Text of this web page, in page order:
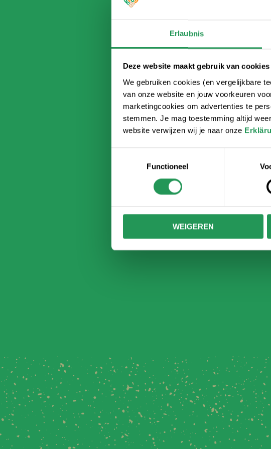
Erlaubnis
Deze website maakt gebruik van cookies
We gebruiken cookies (en vergelijkbare
van onze website en jouw voorkeuren
marketingcookies om advertenties te
stemmen. Je mag toestemming altijd
website verwijzen wij je naar onze
Functioneel
WEIGEREN